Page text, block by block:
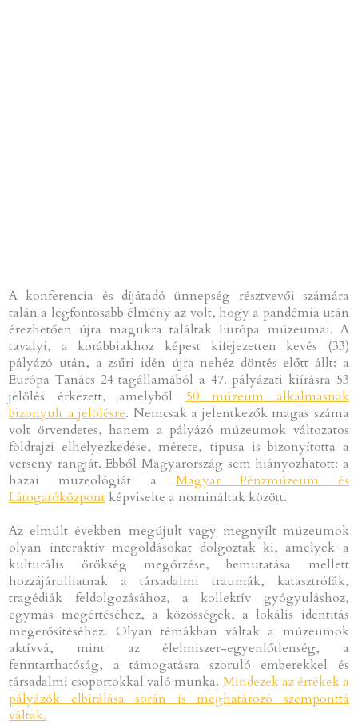
A konferencia és díjátadó ünnepség résztvevői számára
talán a legfontosabb élmény az volt, hogy a pandémia után
érezhetően újra magukra találtak Európa múzeumai. A
tavalyi, a korábbiakhoz képest kifejezetten kevés (33)
pályázó után, a zsűri idén újra nehéz döntés előtt állt: a
Európa Tanács 24 tagállamából a 47. pályázati kiírásra 53
jelölés érkezett, amelyből 50 múzeum alkalmasnak
bizonyult a jelölésre. Nemcsak a jelentkezők magas száma
volt örvendetes, hanem a pályázó múzeumok változatos
földrajzi elhelyezkedése, mérete, típusa is bizonyította a
verseny rangját. Ebből Magyarország sem hiányozhatott: a
hazai muzeológiát a Magyar Pénzmúzeum és
Látogatóközpont képviselte a nomináltak között.
Az elmúlt években megújult vagy megnyílt múzeumok
olyan interaktív megoldásokat dolgoztak ki, amelyek a
kulturális örökség megőrzése, bemutatása mellett
hozzájárulhatnak a társadalmi traumák, katasztrófák,
tragédiák feldolgozásához, a kollektív gyógyuláshoz,
egymás megértéséhez, a közösségek, a lokális identitás
megerősítéséhez. Olyan témákban váltak a múzeumok
aktívvá, mint az élelmiszer-egyenlőtlenség, a
fenntarthatóság, a támogatásra szoruló emberekkel és
társadalmi csoportokkal való munka. Mindezek az értékek a
pályázók elbírálása során is meghatározó szemponttá
váltak.